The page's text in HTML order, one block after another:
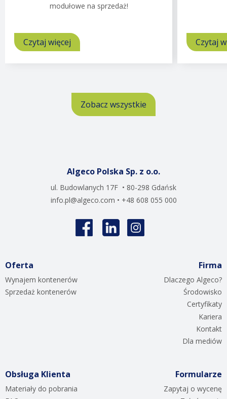
modułowe na sprzedaż!
Czytaj więcej
Biura
Czytaj
Zobacz wszystkie
Algeco Polska Sp. z o.o.
ul. Budowlanych 17F • 80-298 Gdańsk
info.pl@algeco.com • +48 608 055 000
Oferta
Wynajem kontenerów
Sprzedaż kontenerów
Firma
Dlaczego Algeco?
Środowisko
Certyfikaty
Kariera
Kontakt
Dla mediów
Obsługa Klienta
Materiały do pobrania
Formularze
Zapytaj o wycenę